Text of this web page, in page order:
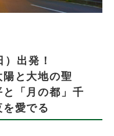
出発！
陽と大地の聖
「月の都」千
愛でる